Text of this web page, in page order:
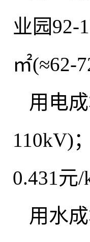
业园92-
㎡(≈62-
用电
110kV)；
0.431元/
用水